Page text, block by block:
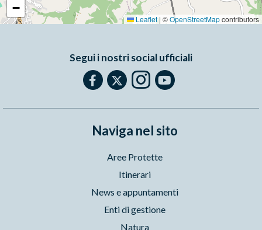
−
Leaflet | ©OpenStreetMapcontributors
Segui i nostri social ufficiali
Naviga nel sito
Aree Protette
Itinerari
News e appuntamenti
Enti di gestione
Natura